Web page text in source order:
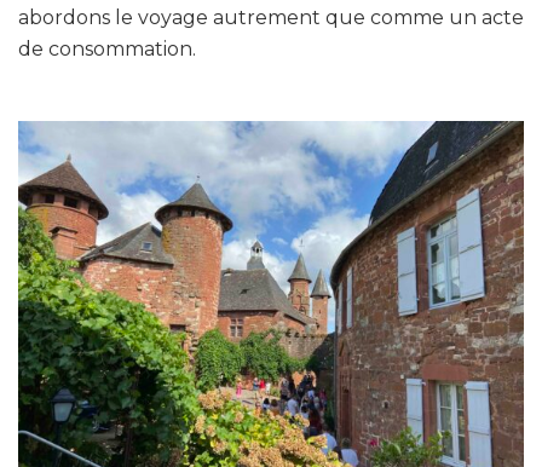
abordons le voyage autrement que comme un acte
de consommation.